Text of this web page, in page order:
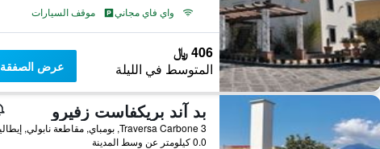
واي فاي مجاني
موقف السيارات
406 ﷼
المتوسط في الليلة عرض الصفقة
بد آند بريكفاست زفيرو
Traversa Carbone 3, بومباي, مقاطعة نابولي, إيطاليا
0.0 كيلومتر عن وسط المدينة